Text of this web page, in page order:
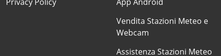
Vendita Stazioni Meteo e
Webcam
Assistenza Stazioni Meteo